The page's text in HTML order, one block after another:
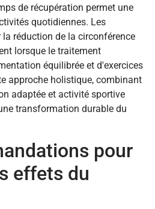
de récupération permet une
quotidiennes. Les
réduction de la circonférence
lorsque le traitement
équilibrée et d'exercices
approche holistique, combinant
adaptée et activité sportive
transformation durable du
pour
effets du